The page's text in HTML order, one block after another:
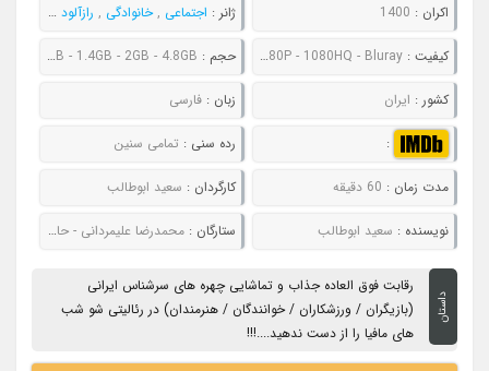
اکران : 1400 ژانر : اجتماعی ,خانوادگی , رازآلود
کیفیت :480P - 720P - 1080P - 1080HQ - Bluray حجم : 384MB - 665MB - 1.4GB - 2GB - 4.8GB
کشور : ایران زبان : فارسی
: رده سنی : تمامی سنین
مدت زمان : 60 دقیقه کارگردان : سعید ابوطالب
نویسنده : سعید ابوطالب ستارگان : محمدرضا علیمردانی - حامد آهنگی - حسین مهری
داستان
رقابت فوق العاده جذاب و تماشایی چهره های سرشناس ایرانی
(بازیگران / ورزشکاران / خوانندگان / هنرمندان) در رئالیتی شو شب
های مافیا را از دست ندهید....!!!